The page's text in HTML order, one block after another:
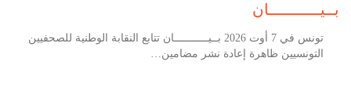
بــيـــــــــــان
تونس في 7 أوت 2026 بــيـــــــــــان تتابع النقابة الوطنية للصحفيين
التونسيين ظاهرة إعادة نشر مضامين…